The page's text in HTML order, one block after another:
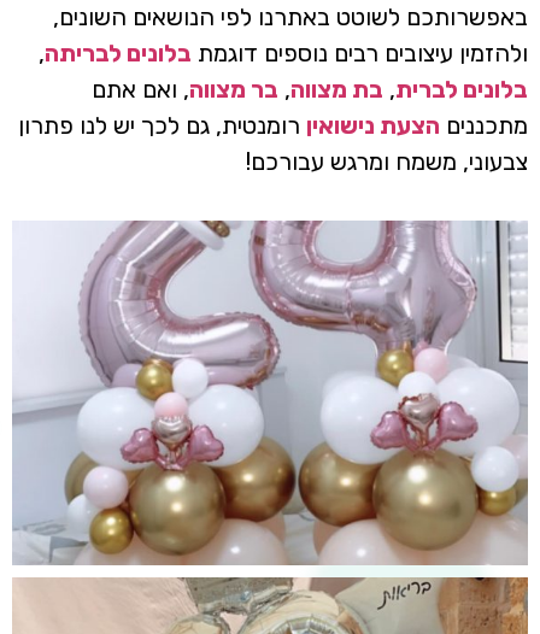
באפשרותכם לשוטט באתרנו לפי הנושאים השונים,
ולהזמין עיצובים רבים נוספים דוגמת בלונים לבריתה,
בלונים לברית, בת מצווה, בר מצווה, ואם אתם
מתכננים הצעת נישואין רומנטית, גם לכך יש לנו פתרון
צבעוני, משמח ומרגש עבורכם!